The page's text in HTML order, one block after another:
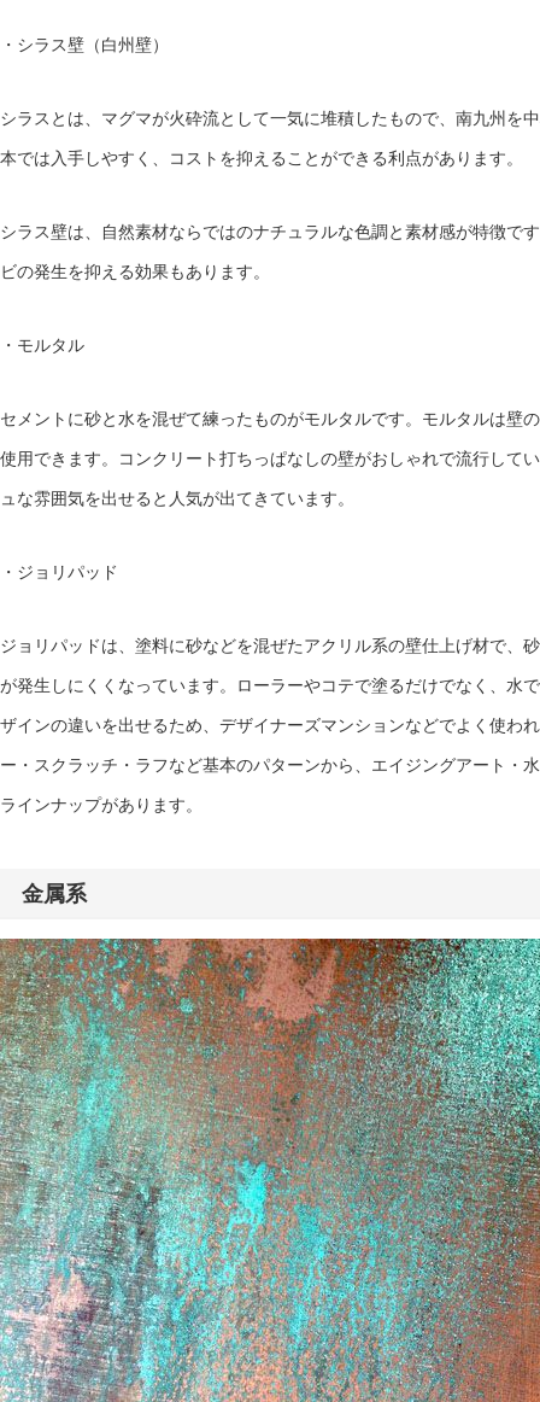
・シラス壁（白州壁）
シラスとは、マグマが火砕流として一気に堆積したもので、南九州を
本では入手しやすく、コストを抑えることができる利点があります。
シラス壁は、自然素材ならではのナチュラルな色調と素材感が特徴で
ビの発生を抑える効果もあります。
・モルタル
セメントに砂と水を混ぜて練ったものがモルタルです。モルタルは壁
使用できます。 コンクリート打ちっぱなしの壁がおしゃれで流行して
ュな雰囲気を出せると人気が出てきています。
・ジョリパッド
ジョリパッドは、塗料に砂などを混ぜたアクリル系の壁仕上げ材で、
が発生しにくくなっています。 ローラーやコテで塗るだけでなく、水
ザインの違いを出せるため、デザイナーズマンションなどでよく使わ
ー・スクラッチ・ラフなど基本のパターンから、エイジングアート・
ラインナップがあります。
金属系